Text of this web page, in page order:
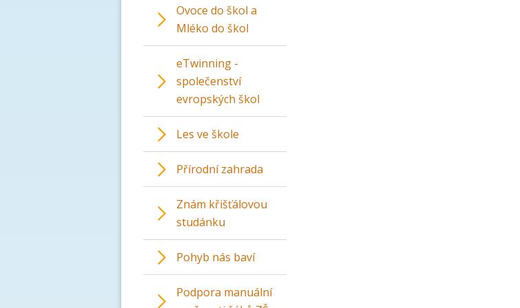
Ovoce do škol a
Mléko do škol
eTwinning -
společenství
evropských škol
Les ve škole
Přírodní zahrada
Znám křišťálovou
studánku
Pohyb nás baví
Podpora manuální